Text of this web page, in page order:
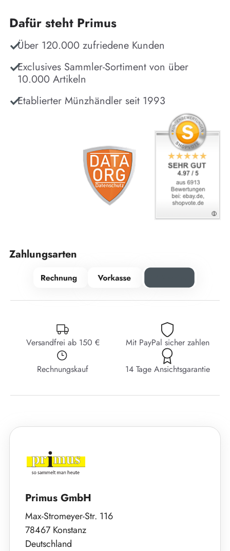
Dafür steht Primus
Über 120.000 zufriedene Kunden
Exclusives Sammler-Sortiment von über
10.000 Artikeln
Etablierter Münzhändler seit 1993
Zahlungsarten
Versandfrei ab 150 € Mit PayPal sicher zahlen
Rechnungskauf 14 Tage Ansichtsgarantie
Primus GmbH
Max-Stromeyer-Str. 116
78467 Konstanz
Deutschland